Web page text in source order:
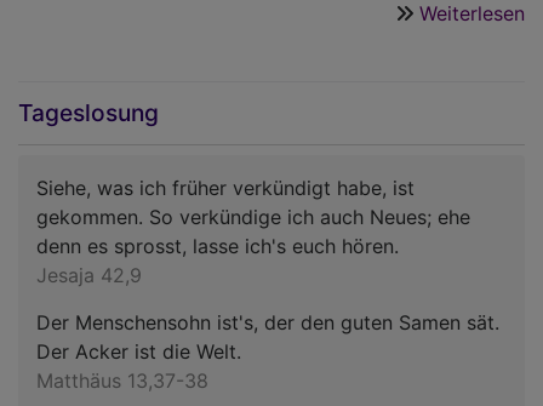
Weiterlesen
Tageslosung
Siehe, was ich früher verkündigt habe, ist
gekommen. So verkündige ich auch Neues; ehe
denn es sprosst, lasse ich's euch hören.
Jesaja 42,9
Der Menschensohn ist's, der den guten Samen sät.
Der Acker ist die Welt.
Matthäus 13,37-38